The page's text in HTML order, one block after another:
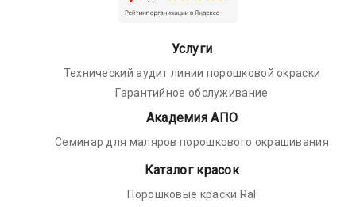
Услуги
Технический аудит линии порошковой окраски
Гарантийное обслуживание
Академия АПО
Семинар для маляров порошкового окрашивания
Каталог красок
Порошковые краски Ral